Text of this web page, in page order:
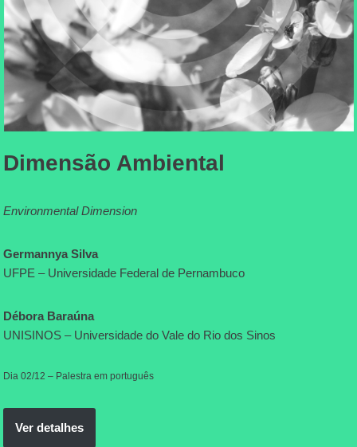
Dimensão Ambiental
Environmental Dimension
Germannya Silva
UFPE – Universidade Federal de Pernambuco
Débora Baraúna
UNISINOS – Universidade do Vale do Rio dos Sinos
Dia 02/12 – Palestra em português
Ver detalhes